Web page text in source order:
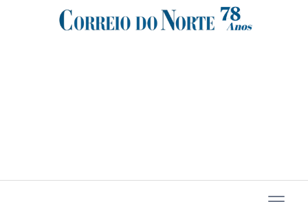
acordo
dos